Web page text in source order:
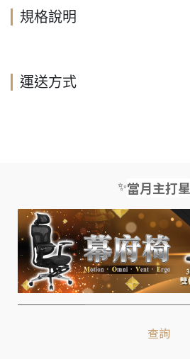
規格說明
運送方式
✨當月主打星
查詢